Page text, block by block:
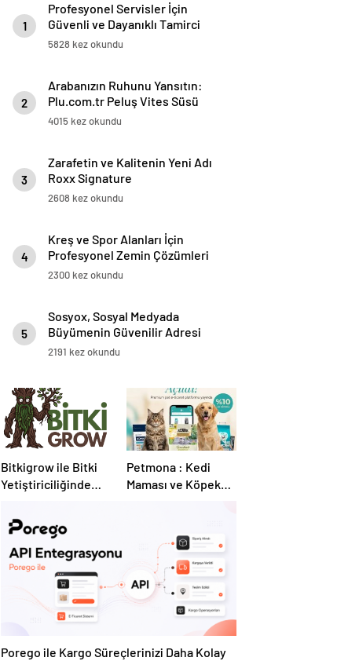
1
Profesyonel Servisler İçin
Güvenli ve Dayanıklı Tamirci
Lifti Çözümleri
5828 kez okundu
2
Arabanızın Ruhunu Yansıtın:
Plu.com.tr Peluş Vites Süsü
Modelleri
4015 kez okundu
3
Zarafetin ve Kalitenin Yeni Adı
Roxx Signature
2608 kez okundu
4
Kreş ve Spor Alanları İçin
Profesyonel Zemin Çözümleri
2300 kez okundu
5
Sosyox, Sosyal Medyada
Büyümenin Güvenilir Adresi
Olarak Öne Çıkıyor
2191 kez okundu
Bitkigrow ile Bitki
Yetiştiriciliğinde
Ürün Seçimi
Petmona : Kedi
Maması ve Köpek
Porego ile Kargo Süreçlerinizi Daha Kolay